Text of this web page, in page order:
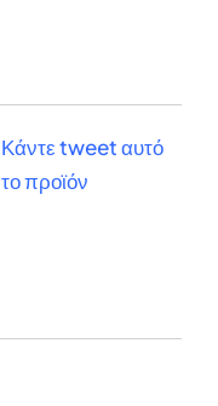
Κάντε tweet αυτό
το προϊόν